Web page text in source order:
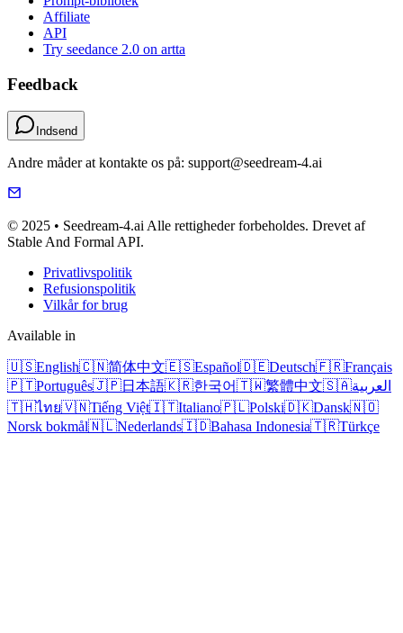
Affiliate
API
Try seedance 2.0 on artta
Feedback
Indsend
Andre måder at kontakte os på: support@seedream-4.ai
© 2025 • Seedream-4.ai Alle rettigheder forbeholdes. Drevet af
Stable And Formal API.
Privatlivspolitik
Refusionspolitik
Vilkår for brug
Available in
🇺🇸English🇨🇳简体中文🇪🇸Español🇩🇪Deutsch🇫🇷Français
🇵🇹Português🇯🇵日本語🇰🇷한국어🇹🇼繁體中文🇸🇦العربية
🇹🇭ไทย🇻🇳Tiếng Việt🇮🇹Italiano🇵🇱Polski🇩🇰Dansk🇳🇴
Norsk bokmål🇳🇱Nederlands🇮🇩Bahasa Indonesia🇹🇷Türkçe